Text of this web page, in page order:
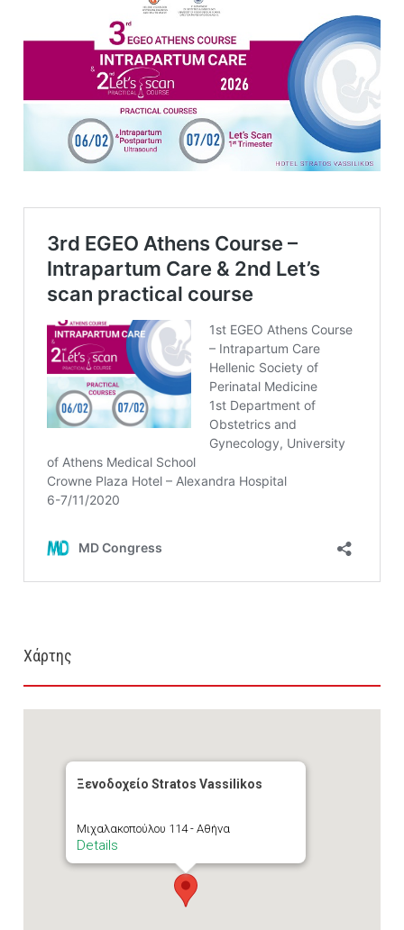
Χάρτης
Ξενοδοχείο Stratos Vassilikos
Μιχαλακοπούλου 114 - Αθήνα
Details